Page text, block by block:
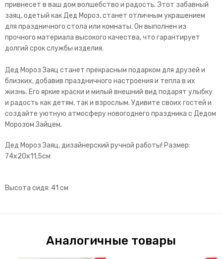
привнесет в ваш дом волшебство и радость. Этот забавный
заяц, одетый как Дед Мороз, станет отличным украшением
для праздничного стола или комнаты. Он выполнен из
прочного материала высокого качества, что гарантирует
долгий срок службы изделия.
Дед Мороз Заяц станет прекрасным подарком для друзей и
близких, добавив праздничного настроения и тепла в их
жизнь. Его яркие краски и милый внешний вид подарят улыбку
и радость как детям, так и взрослым. Удивите своих гостей и
создайте уютную атмосферу новогоднего праздника с Дедом
Морозом Зайцем.
Дед Мороз Заяц, дизайнерский ручной работы! Размер:
74х20х11,5см
Высота сидя: 41 см
Аналогичные товары